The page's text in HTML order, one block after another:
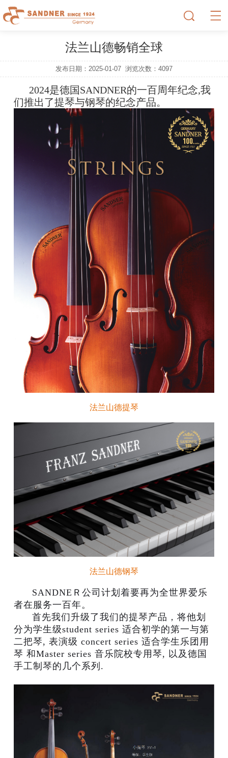
法兰山德畅销全球
发布日期：2025-01-07 浏览次数： 4097
2024是德国SANDNER的一百周年纪念,我
们推出了提琴与钢琴的纪念产品。
法兰山德提琴
法兰山德钢琴
SANDNEＲ公司计划着要再为全世界爱乐
者在服务一百年。
首先我们升级了我们的提琴产品，将他划
分为学生级student series 适合初学的第一与第
二把琴, 表演级 concert series 适合学生乐团用
琴 和Master series 音乐院校专用琴, 以及德国
手工制琴的几个系列.